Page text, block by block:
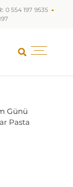
0 554 197 9535
Günü
Pasta